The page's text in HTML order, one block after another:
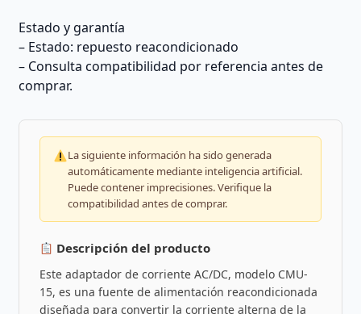
Estado y garantía
– Estado: repuesto reacondicionado
– Consulta compatibilidad por referencia antes de
comprar.
La siguiente información ha sido generada
automáticamente mediante inteligencia artificial.
Puede contener imprecisiones. Verifique la
compatibilidad antes de comprar.
Descripción del producto
Este adaptador de corriente AC/DC, modelo CMU-
15, es una fuente de alimentación reacondicionada
diseñada para convertir la corriente alterna de la